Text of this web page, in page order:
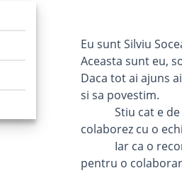
Eu sunt Silviu
Aceasta sunt eu,
Daca tot ai ajuns
si sa povestim.
Stiu cat e de
colaborez cu o
Iar ca o
pentru o